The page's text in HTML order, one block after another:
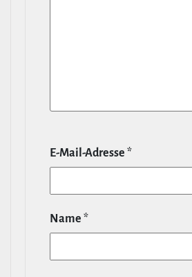
E‑Mail-​Adresse *
Name *